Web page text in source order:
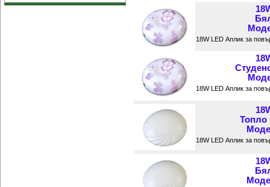
18W LED Аплик за
18W LED Аплик за
Топло
18W LED Аплик за